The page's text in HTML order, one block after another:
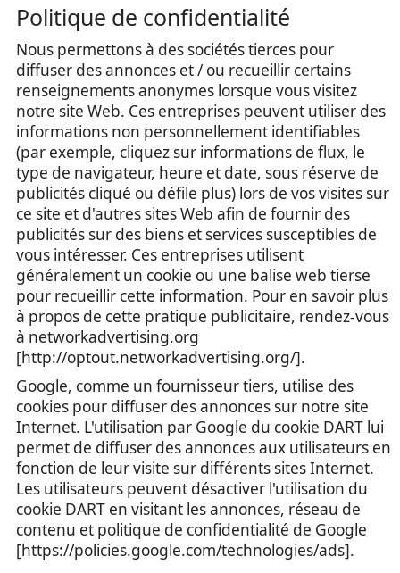
Politique de confidentialité
Nous permettons à des sociétés tierces pour
diffuser des annonces et / ou recueillir certains
renseignements anonymes lorsque vous visitez
notre site Web. Ces entreprises peuvent utiliser des
informations non personnellement identifiables
(par exemple, cliquez sur informations de flux, le
type de navigateur, heure et date, sous réserve de
publicités cliqué ou défile plus) lors de vos visites sur
ce site et d'autres sites Web afin de fournir des
publicités sur des biens et services susceptibles de
vous intéresser. Ces entreprises utilisent
généralement un cookie ou une balise web tierse
pour recueillir cette information. Pour en savoir plus
à propos de cette pratique publicitaire, rendez-vous
à networkadvertising.org
[http://optout.networkadvertising.org/].
Google, comme un fournisseur tiers, utilise des
cookies pour diffuser des annonces sur notre site
Internet. L'utilisation par Google du cookie DART lui
permet de diffuser des annonces aux utilisateurs en
fonction de leur visite sur différents sites Internet.
Les utilisateurs peuvent désactiver l'utilisation du
cookie DART en visitant les annonces, réseau de
contenu et politique de confidentialité de Google
[https://policies.google.com/technologies/ads].